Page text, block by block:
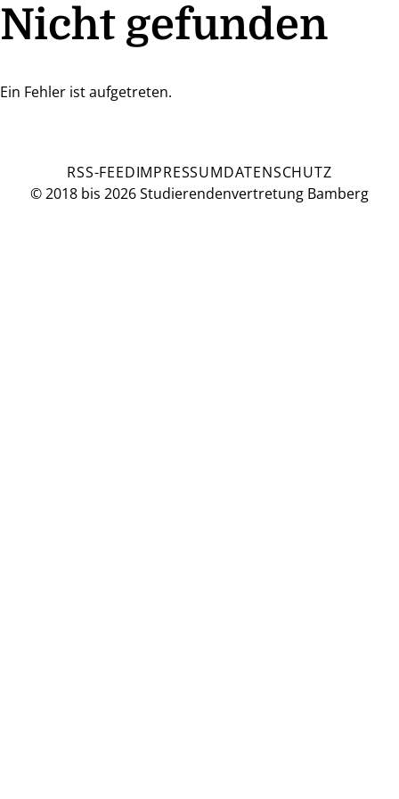
Nicht gefunden
Ein Fehler ist aufgetreten.
© 2018 bis 2026 Studierendenvertretung Bamberg
RSS-FEEDIMPRESSUMDATENSCHUTZ